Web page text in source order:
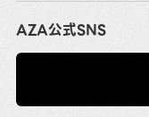
AZA公式SNS